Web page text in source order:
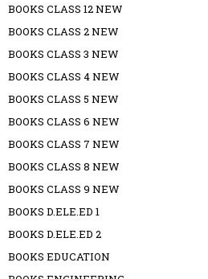
BOOKS CLASS 12 NEW
BOOKS CLASS 2 NEW
BOOKS CLASS 3 NEW
BOOKS CLASS 4 NEW
BOOKS CLASS 5 NEW
BOOKS CLASS 6 NEW
BOOKS CLASS 7 NEW
BOOKS CLASS 8 NEW
BOOKS CLASS 9 NEW
BOOKS D.ELE.ED 1
BOOKS D.ELE.ED 2
BOOKS EDUCATION